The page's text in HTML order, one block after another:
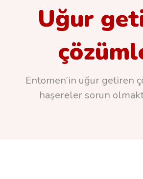
Uğur
Entomen’in uğur getiren
haşereler sorun